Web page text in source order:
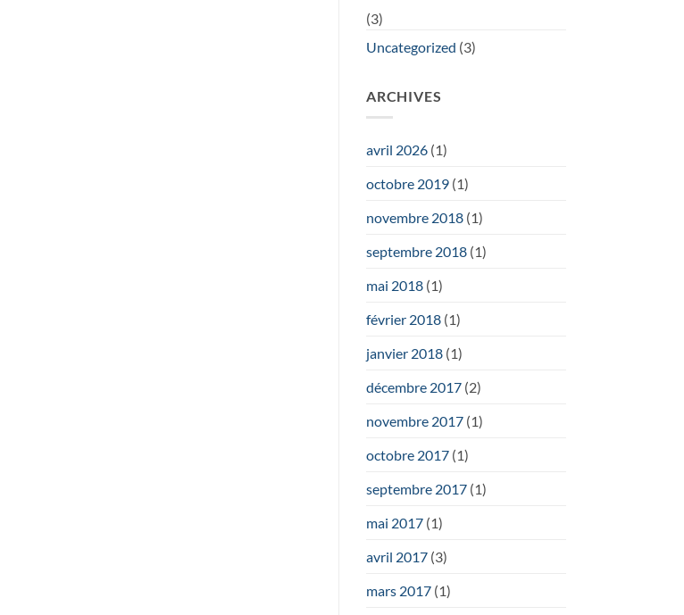
(3)
Uncategorized (3)
ARCHIVES
avril 2026 (1)
octobre 2019 (1)
novembre 2018 (1)
septembre 2018 (1)
mai 2018 (1)
février 2018 (1)
janvier 2018 (1)
décembre 2017 (2)
novembre 2017 (1)
octobre 2017 (1)
septembre 2017 (1)
mai 2017 (1)
avril 2017 (3)
mars 2017 (1)